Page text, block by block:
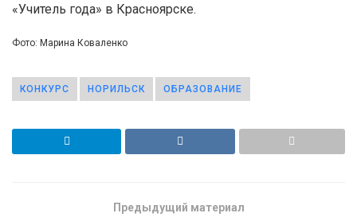
«Учитель года» в Красноярске.
Фото: Марина Коваленко
КОНКУРС НОРИЛЬСК ОБРАЗОВАНИЕ
Предыдущий материал